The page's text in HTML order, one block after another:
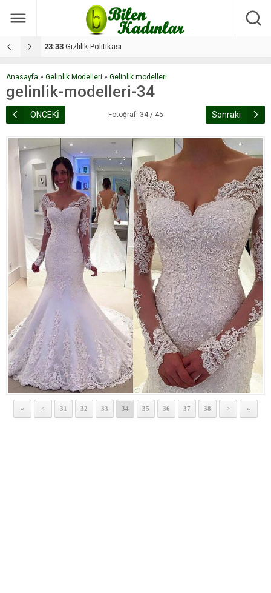
17:08 Dilan, düğününe 5 gün kala hayatını kaybetti
Anasayfa » Gelinlik Modelleri » Gelinlik modelleri
gelinlik-modelleri-34
ÖNCEKİ Fotoğraf: 34 / 45 Sonraki
« < 31 32 33 34 35 36 37 38 > »